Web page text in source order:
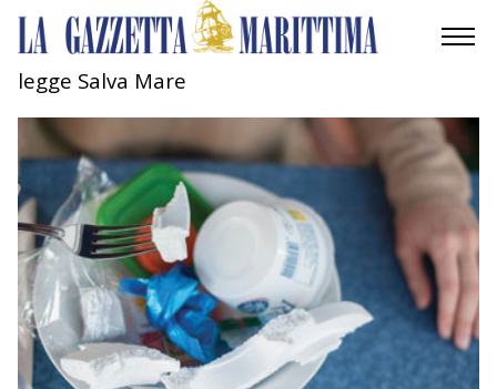
AMBIENTE
MOBILITÀ
INDUSTRIA
RICERCA
ECONOMIA
TURISMO
legge Salva Mare